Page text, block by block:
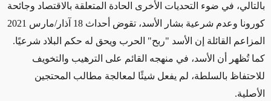
بالتالي، في ضوء التحديات الأخرى الحادة المتعلقة بالاقتصاد وجائحة
كورونا وعدم شرعية بشار الأسد، تقوض أحداث 18 آذار/مارس 2021
المزاعم القائلة إن الأسد "ربح" الحرب ويحق له حكم البلاد شرعيًا.
كما تُظهر أن الأسد، في منهجه القائم على الترهيب والتخويف
للاحتفاظ بالسلطة، لم يفعل شيئًا لمعالجة مطالب المحتجين
الأصلية.